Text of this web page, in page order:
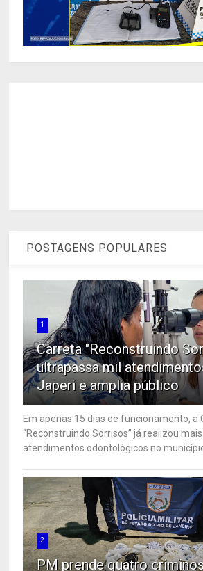
POSTAGENS POPULARES
1
Carreta "Reconstruindo
ultrapassa mil
Japeri e amplia público
Em apenas 15 dias de funcionamento, a
“Reconstruindo Sorrisos” já realizou mais
atendimentos odontológicos no município
2
PM prende quatro